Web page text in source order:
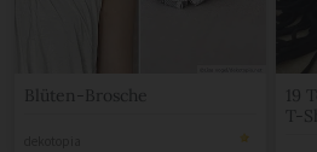
Blüten-Brosche
19
T-